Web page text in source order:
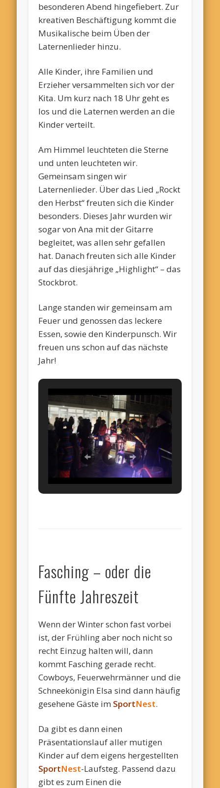
besonderen Abend hingefiebert. Zur
kreativen Beschäftigung kommt die
Musikalische beim Üben der
Laternenlieder hinzu.
Alle Kinder, ihre Familien und
Erzieher versammelten sich vor der
Kita. Um kurz nach 18 Uhr geht es
los und die Laternen werden an die
Kinder verteilt.
Am Himmel leuchteten die Sterne
und unten leuchteten wir.
Gemeinsam singen wir
Laternenlieder. Über das Lied „Rockt
den Herbst“ freuten sich die Kinder
besonders. Dieses Jahr wurden wir
sogar von Ana mit der Gitarre
begleitet, was allen sehr gefallen
hat. Danach freuten sich alle Kinder
auf das diesjährige „Highlight“ – das
Stockbrot.
Lange standen wir gemeinsam am
Feuer und genossen das leckere
Essen, sowie den Kinderpunsch. Wir
freuen uns schon auf das nächste
Jahr!
Fasching – oder die
Fünfte Jahreszeit
Wenn der Winter schon fast vorbei
ist, der Frühling aber noch nicht so
recht Einzug halten will, dann
kommt Fasching gerade recht.
Cowboys, Feuerwehrmänner und die
Schneekönigin Elsa sind dann häufig
gesehene Gäste im SportNest.
Da gibt es dann einen
Präsentationslauf aller mutigen
Kinder auf dem eigens hergestellten
SportNest-Laufsteg. Passend dazu
gibt es zum Einen die